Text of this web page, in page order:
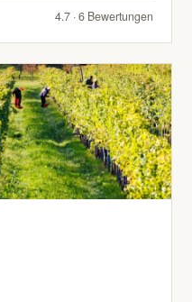
4.7 · 6 Bewertungen